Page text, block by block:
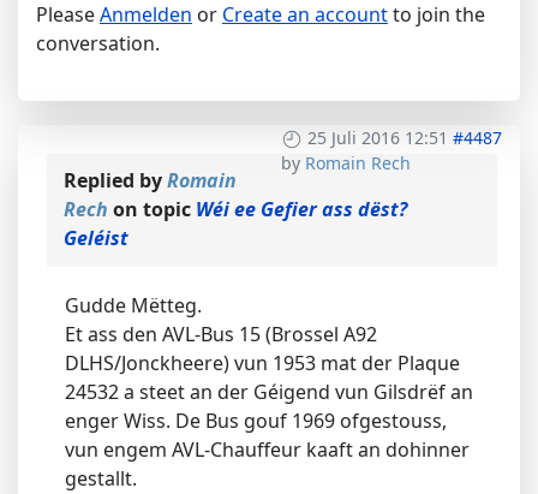
PleaseAnmelden or Create an accountto join the
conversation.
25 Juli 2016 12:51 #4487
by Romain Rech
Replied byRomain
Rech on topic Wéi ee Gefier ass dëst?
Geléist
Gudde Mëtteg.
Et ass den AVL-Bus 15 (Brossel A92
DLHS/Jonckheere) vun 1953 mat der Plaque
24532 a steet an der Géigend vun Gilsdrëf an
enger Wiss. De Bus gouf 1969 ofgestouss,
vun engem AVL-Chauffeur kaaft an dohinner
gestallt.